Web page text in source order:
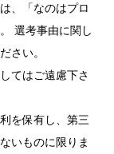
、「なのはプロ
選考事由に関し
さい。
てはご遠慮下さ
を保有し、第三
いものに限りま